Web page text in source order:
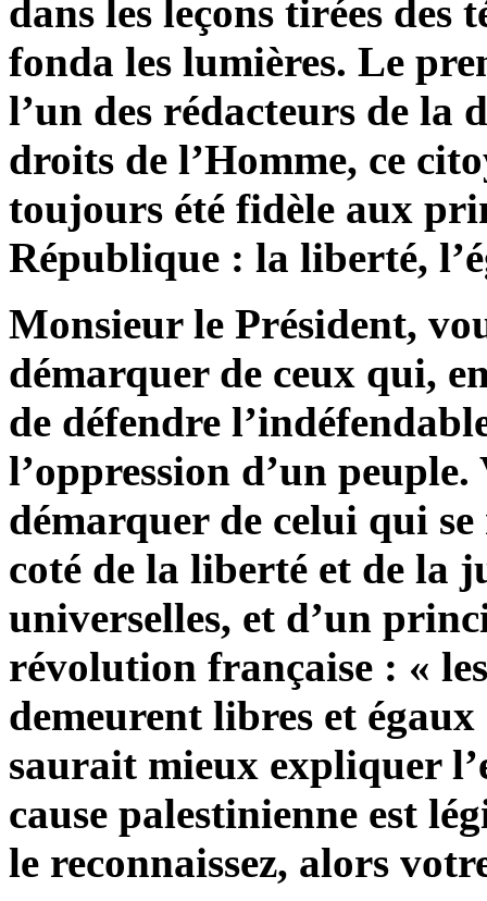
dans les leçons tirées des
fonda les lumières. Le
l’un des rédacteurs de la
droits de l’Homme, ce
toujours été fidèle aux
République : la liberté,
Monsieur le Président,
démarquer de ceux qui,
de défendre
l’oppression d’un
démarquer de celui qui
coté de la liberté et de la
universelles, et d’un
révolution française : «
demeurent libres et
saurait mieux expliquer
cause palestinienne est
le reconnaissez, alors